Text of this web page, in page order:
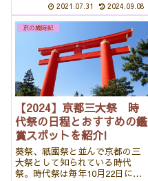
る方は多いはず。実は重陽の節
句も昔は、ほかの節句と同じく
らい有名だったのです。という
ことで、今回は、「重陽の節
句」についてお...
2021.07.31 2024.09.08
京の歳時記
【2024】京都三大祭 時
代祭の日程とおすすめの鑑
賞スポットを紹介!
葵祭、祇園祭と並んで京都の三
大祭として知られている時代
祭。時代祭は毎年10月22日に行